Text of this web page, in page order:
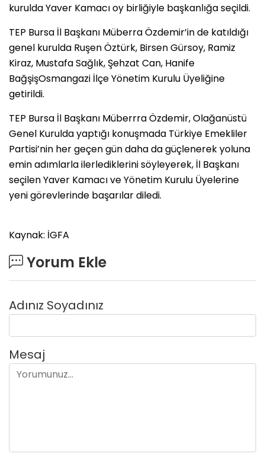
kurulda Yaver Kamacı oy birliğiyle başkanlığa seçildi.
TEP Bursa İl Başkanı Müberra Özdemir’in de katıldığı
genel kurulda Ruşen Öztürk, Birsen Gürsoy, Ramiz
Kiraz, Mustafa Sağlık, Şehzat Can, Hanife
BağşişOsmangazi İlçe Yönetim Kurulu Üyeliğine
getirildi.
TEP Bursa İl Başkanı Müberrra Özdemir, Olağanüstü
Genel Kurulda yaptığı konuşmada Türkiye Emekliler
Partisi’nin her geçen gün daha da güçlenerek yoluna
emin adımlarla ilerlediklerini söyleyerek, İl Başkanı
seçilen Yaver Kamacı ve Yönetim Kurulu Üyelerine
yeni görevlerinde başarılar diledi.
Kaynak: İGFA
Yorum Ekle
Adınız Soyadınız
Mesaj